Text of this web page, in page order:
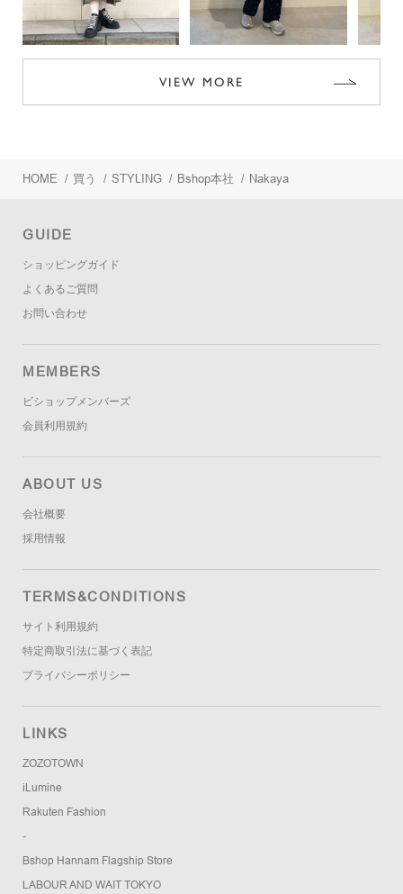
VIEW MORE
HOME / 買う / STYLING / Bshop本社 / Nakaya
GUIDE
ショッピングガイド
よくあるご質問
お問い合わせ
MEMBERS
ビショップメンバーズ
会員利用規約
ABOUT US
会社概要
採用情報
TERMS&CONDITIONS
サイト利用規約
特定商取引法に基づく表記
プライバシーポリシー
LINKS
ZOZOTOWN
iLumine
Rakuten Fashion
-
Bshop Hannam Flagship Store
LABOUR AND WAIT TOKYO